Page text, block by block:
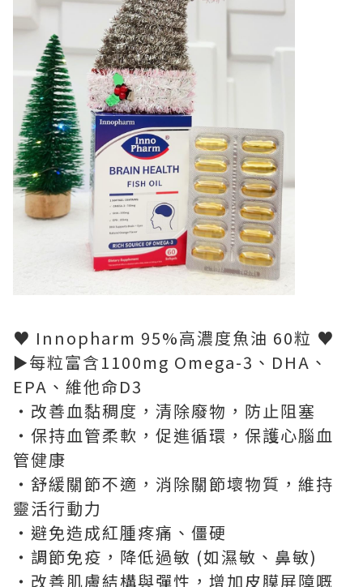
♥ Innopharm 95%高濃度魚油 60粒 ♥
►每粒富含1100mg Omega-3、DHA、
EPA、維他命D3
・改善血黏稠度，清除廢物，防止阻塞
・保持血管柔軟，促進循環，保護心腦血
管健康
・舒緩關節不適，消除關節壞物質，維持
靈活行動力
・避免造成紅腫疼痛、僵硬
・調節免疫，降低過敏 (如濕敏、鼻敏)
・改善肌膚結構與彈性，增加皮膜屏障嘅